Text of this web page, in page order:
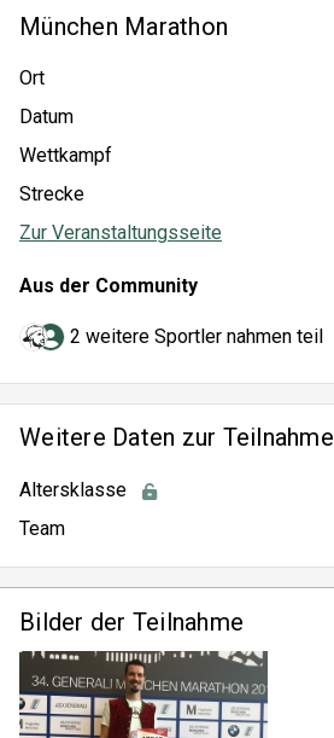
München Marathon
Ort
Datum
Wettkampf
Strecke
Zur Veranstaltungsseite
Aus der Community
2 weitere Sportler nahmen teil
Weitere Daten zur Teilnahme
Altersklasse
Team
Bilder der Teilnahme